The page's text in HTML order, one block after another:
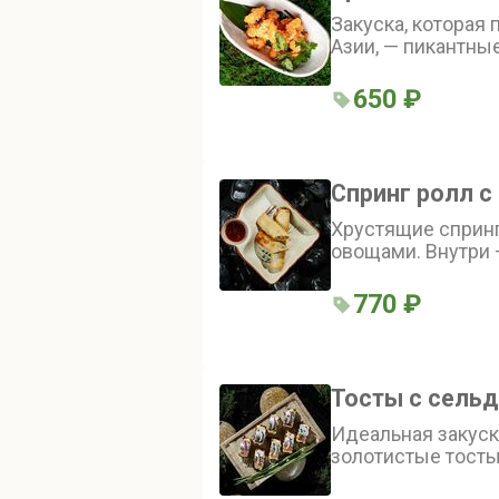
Закуска, которая
Азии, —
650 ₽
Спринг ролл
Хрустящие
овощами. Внутри
болгарский
луком. Блюдо
770 ₽
Тосты с
Идеальная
золотистые